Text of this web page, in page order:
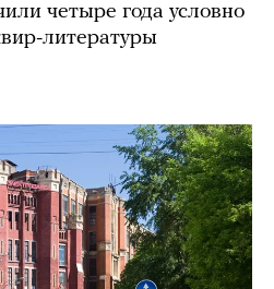
четыре года условно
литературы